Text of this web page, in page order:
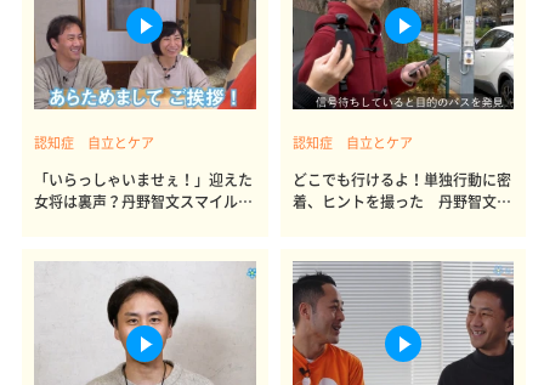
認知症 自立とケア
「いらっしゃいませぇ！」迎えた
女将は裏声？丹野智文スマイルト
認知症 自立とケア
どこでも行けるよ！単独行動に密
着、ヒントを撮った 丹野智文の